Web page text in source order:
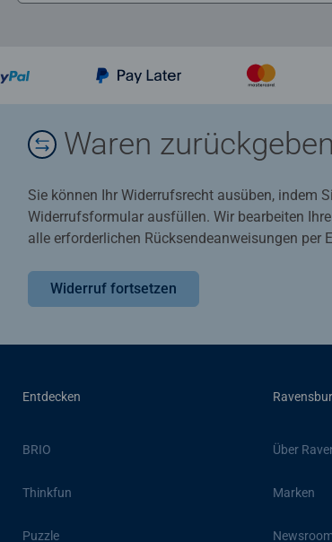
Waren zurückgeben
Sie können Ihr Widerrufsrecht ausüben, indem
Widerrufsformular ausfüllen. Wir bearbeiten
alle erforderlichen Rücksendeanweisungen per
Widerruf fortsetzen
Entdecken
BRIO
Thinkfun
Puzzle
Über
Marken